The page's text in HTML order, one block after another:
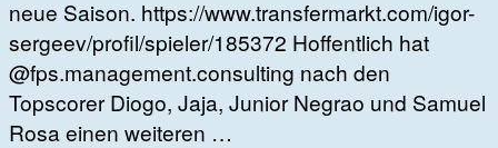
neue Saison. https://www.transfermarkt.com/igor-
sergeev/profil/spieler/185372 Hoffentlich hat
@fps.management.consulting nach den
Topscorer Diogo, Jaja, Junior Negrao und Samuel
Rosa einen weiteren …